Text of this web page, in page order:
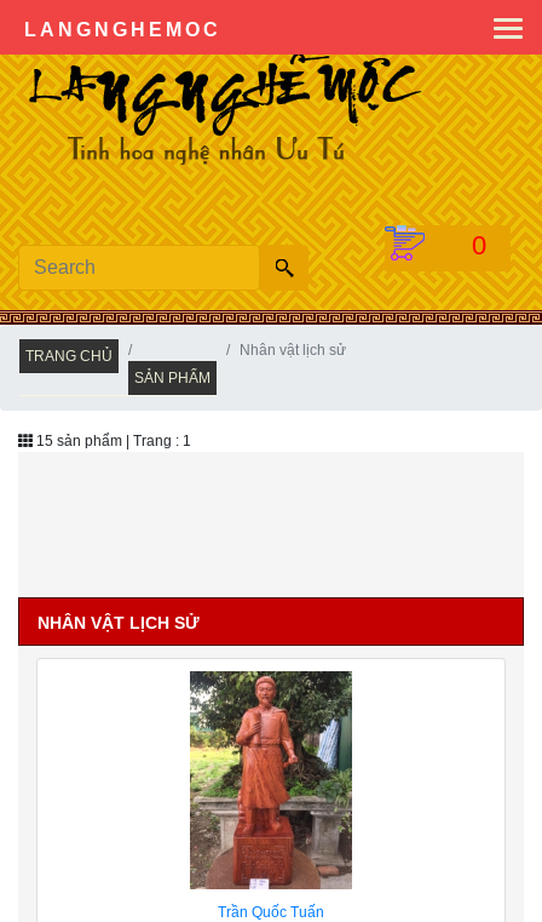
LANGNGHEMOC 0904222936
0
TRANG CHỦ
SẢN PHẨM
Nhân vật lịch sử
15 sản phẩm | Trang : 1
NHÂN VẬT LỊCH SỬ
Trần Quốc Tuấn